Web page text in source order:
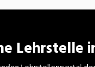
Lehrstelle